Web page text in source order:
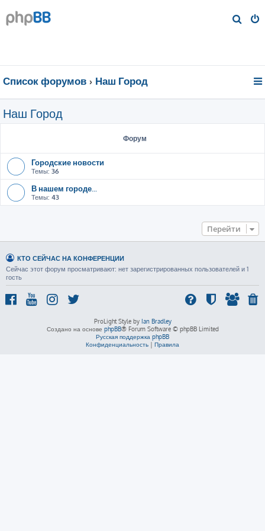
Список форумов Наш Город
Наш Город
Форум
Городские новости
Темы: 36
В нашем городе...
Темы: 43
Перейти
КТО СЕЙЧАС НА КОНФЕРЕНЦИИ
Сейчас этот форум просматривают: нет зарегистрированных пользователей и 1
гость
ProLight Style by Ian Bradley
Создано на основе phpBB® Forum Software © phpBB Limited
Русская поддержка phpBB
Конфиденциальность | Правила